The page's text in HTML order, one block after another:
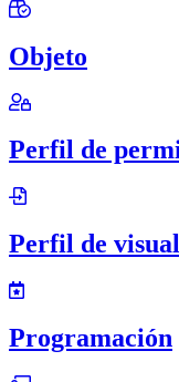
Objeto
Perfil de
Perfil de
Programación